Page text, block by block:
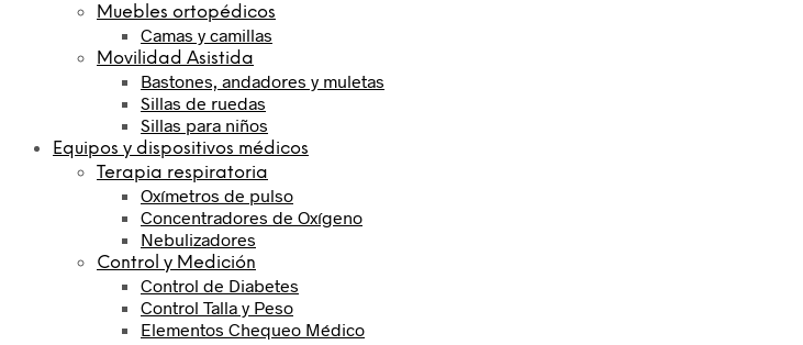
Muebles ortopédicos
Camas y camillas
Movilidad Asistida
Bastones, andadores y muletas
Sillas de ruedas
Sillas para niños
Equipos y dispositivos médicos
Terapia respiratoria
Oxímetros de pulso
Concentradores de Oxígeno
Nebulizadores
Control y Medición
Control de Diabetes
Control Talla y Peso
Elementos Chequeo Médico